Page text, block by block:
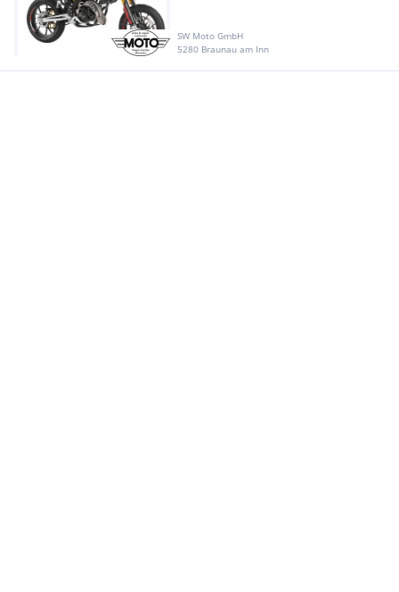
SW Moto GmbH
5280 Braunau am Inn